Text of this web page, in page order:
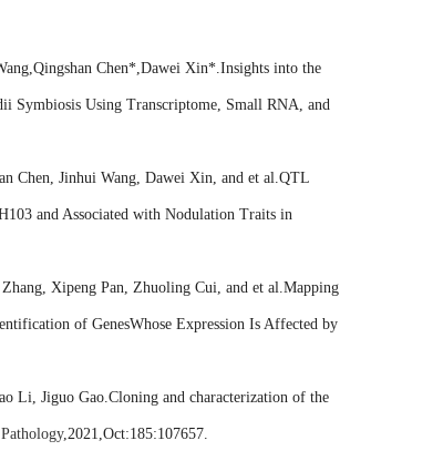
Chen*,Dawei Xin*.Insights into the
Symbiosis Using Transcriptome, Small RNA, and
Chen, Jinhui Wang, Dawei Xin, and et al.QTL
and Associated with Nodulation Traits in
Xipeng Pan, Zhuoling Cui, and et al.Mapping
of GenesWhose Expression Is Affected by
Li, Jiguo Gao.Cloning and characterization of the
,2021,Oct:185:107657.